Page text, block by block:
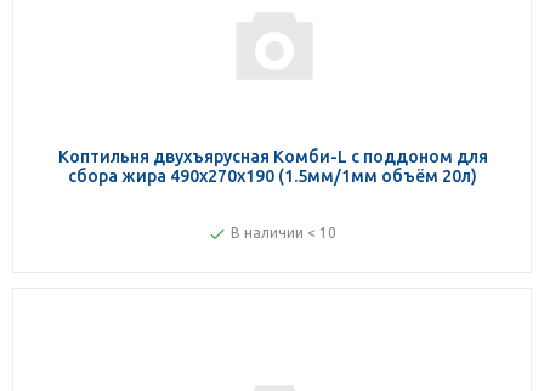
Коптильня двухъярусная Комби-L с поддоном для
сбора жира 490х270х190 (1.5мм/1мм объём 20л)
В наличии < 10